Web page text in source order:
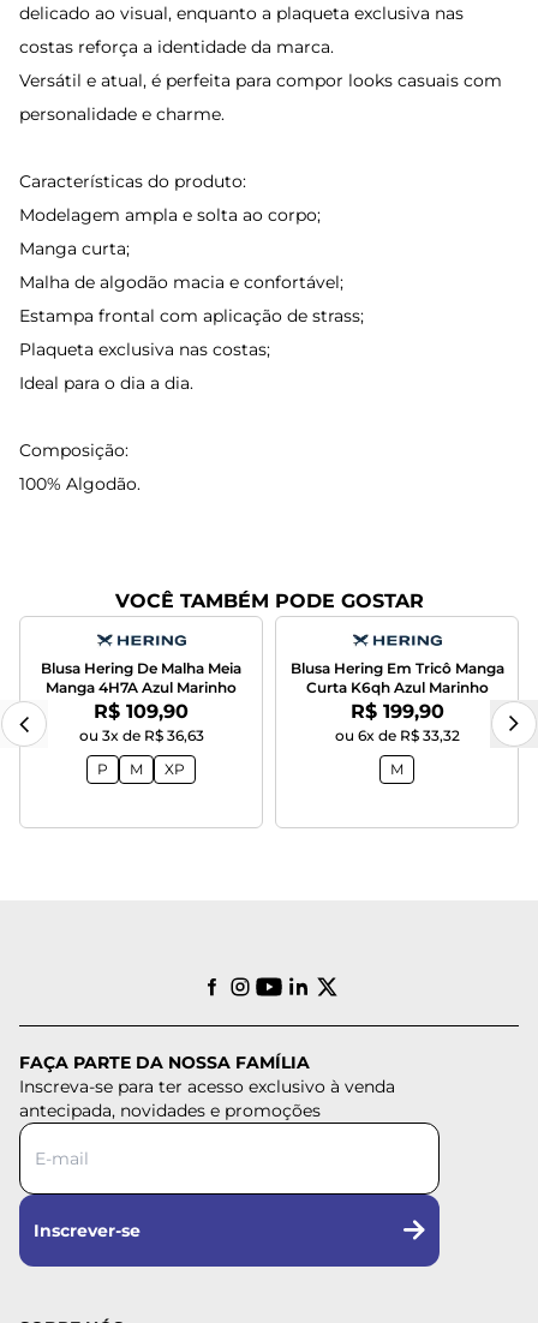
delicado ao visual, enquanto a plaqueta exclusiva nas
costas reforça a identidade da marca.
Versátil e atual, é perfeita para compor looks casuais com
personalidade e charme.
Características do produto:
Modelagem ampla e solta ao corpo;
Manga curta;
Malha de algodão macia e confortável;
Estampa frontal com aplicação de strass;
Plaqueta exclusiva nas costas;
Ideal para o dia a dia.
Composição:
100% Algodão.
VOCÊ TAMBÉM PODE GOSTAR
Blusa Hering De Malha Meia
Manga 4H7A Azul Marinho
Por:
R$ 109,90
ou 3x de R$ 36,63
P
M XP
Blusa Hering Em Tricô Manga
Curta K6qh Azul Marinho
Por:
R$ 199,90
ou 6x de R$ 33,32
M
FAÇA PARTE DA NOSSA FAMÍLIA
Inscreva-se para ter acesso exclusivo à venda
antecipada, novidades e promoções
Inscrever-se